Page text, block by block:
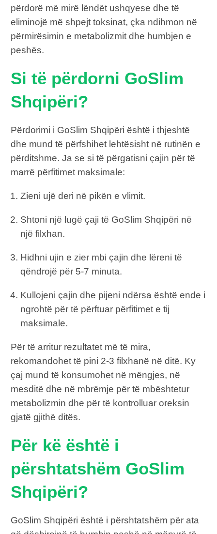
përdorë më mirë lëndët ushqyese dhe të
eliminojë më shpejt toksinat, çka ndihmon në
përmirësimin e metabolizmit dhe humbjen e
peshës.
Si të përdorni GoSlim
Shqipëri?
Përdorimi i GoSlim Shqipëri është i thjeshtë
dhe mund të përfshihet lehtësisht në rutinën e
përditshme. Ja se si të përgatisni çajin për të
marrë përfitimet maksimale:
Zieni ujë deri në pikën e vlimit.
Shtoni një lugë çaji të GoSlim Shqipëri në
një filxhan.
Hidhni ujin e zier mbi çajin dhe lëreni të
qëndrojë për 5-7 minuta.
Kullojeni çajin dhe pijeni ndërsa është ende i
ngrohtë për të përftuar përfitimet e tij
maksimale.
Për të arritur rezultatet më të mira,
rekomandohet të pini 2-3 filxhanë në ditë. Ky
çaj mund të konsumohet në mëngjes, në
mesditë dhe në mbrëmje për të mbështetur
metabolizmin dhe për të kontrolluar oreksin
gjatë gjithë ditës.
Për kë është i
përshtatshëm GoSlim
Shqipëri?
GoSlim Shqipëri është i përshtatshëm për ata